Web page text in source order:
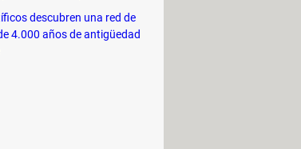
de coches, autobuses,
los
tendrás de sobrevivir
descubren una red de
4.000 años de antigüedad